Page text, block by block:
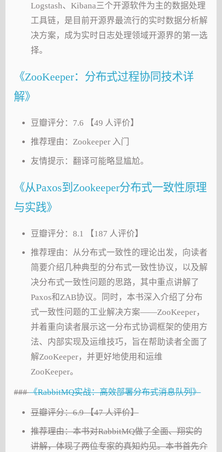
Logstash、Kibana三个开源软件为主的数据处理
工具链，是目前开源界最流行的实时数据分析解
决方案，成为实时日志处理领域开源界的第一选
择。
《ZooKeeper：分布式过程协同技术详
解》
豆瓣评分：7.6 【49 人评价】
推荐理由：Zookeeper 入门
友情提示：翻译可能略显尴尬。
《从Paxos到Zookeeper分布式一致性原理
与实践》
豆瓣评分：8.1 【187 人评价】
推荐理由：从分布式一致性的理论出发，向读者
简要介绍几种典型的分布式一致性协议，以及解
决分布式一致性问题的思路，其中重点讲解了
Paxos和ZAB协议。同时，本书深入介绍了分布
式一致性问题的工业解决方案——ZooKeeper，
并着重向读者展示这一分布式协调框架的使用方
法、内部实现及运维技巧，旨在帮助读者全面了
解ZooKeeper，并更好地使用和运维
ZooKeeper。
###《RabbitMQ实战：高效部署分布式消息队列》
豆瓣评分：6.9 【47 人评价】
推荐理由：本书对RabbitMQ做了全面、翔实的
讲解，体现了两位专家的真知灼见。本书首先介